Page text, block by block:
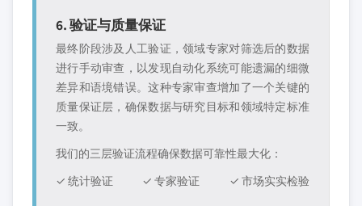
6. 验证与质量保证
最终阶段涉及人工验证，领域专家对筛选后的数据
进行手动审查，以发现自动化系统可能遗漏的细微
差异和语境错误。这种专家审查增加了一个关键的
质量保证层，确保数据与研究目标和领域特定标准
一致。
我们的三层验证流程确保数据可靠性最大化：
✓ 统计验证
✓ 专家验证 ✓ 市场实实检验